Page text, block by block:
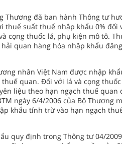
Thương đã ban hành Thông tư
thuế suất thuế nhập khẩu 0%
cọng thuốc lá, phụ kiện mô tô.
quan hàng hóa nhập khẩu
nhân Việt Nam được nhập
quan. Đối với lá và cọng
liệu theo hạn ngạch thuế
ngày 6/4/2006 của Bộ Thương
khẩu tính trừ vào hạn ngạch
quy định trong Thông tư 04/